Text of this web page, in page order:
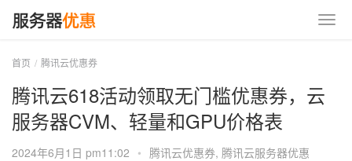
首页 腾讯云优惠券
腾讯云618活动领取无门槛优惠券，云
服务器CVM、轻量和GPU价格表
2024年6月1日 pm11:02 • 腾讯云优惠券, 腾讯云服务器优惠